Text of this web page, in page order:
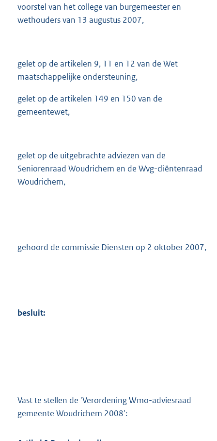
voorstel van het college van burgemeester en
wethouders van 13 augustus 2007,
gelet op de artikelen 9, 11 en 12 van de Wet
maatschappelijke ondersteuning,
gelet op de artikelen 149 en 150 van de
gemeentewet,
gelet op de uitgebrachte adviezen van de
Seniorenraad Woudrichem en de Wvg-cliëntenraad
Woudrichem,
gehoord de commissie Diensten op 2 oktober 2007,
besluit:
Vast te stellen de 'Verordening Wmo-adviesraad
gemeente Woudrichem 2008':